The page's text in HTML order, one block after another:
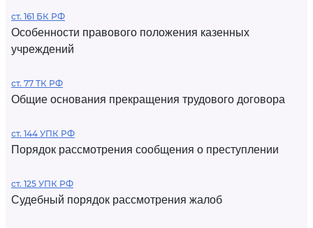
ст. 161 БК РФ
Особенности правового положения казенных
учреждений
ст. 77 ТК РФ
Общие основания прекращения трудового договора
ст. 144 УПК РФ
Порядок рассмотрения сообщения о преступлении
ст. 125 УПК РФ
Судебный порядок рассмотрения жалоб